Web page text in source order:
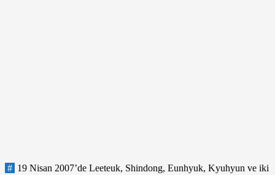
# 19 Nisan 2007’de Leeteuk, Shindong, Eunhyuk, Kyuhyun ve iki